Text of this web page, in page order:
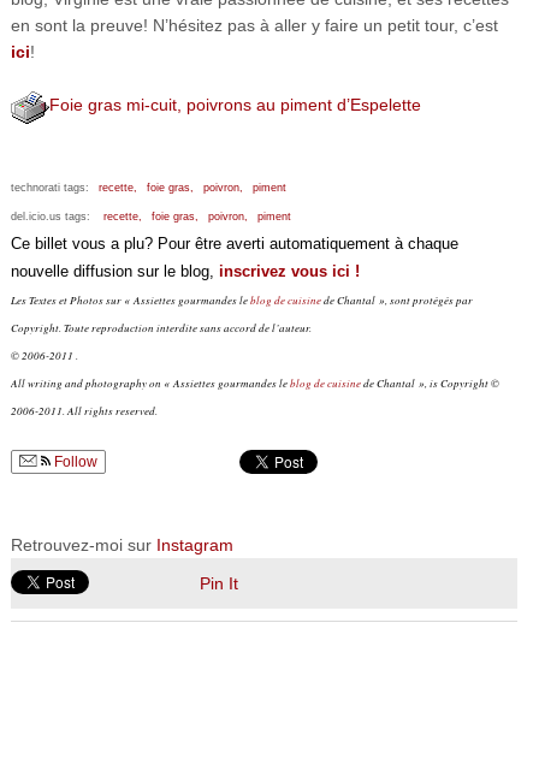
en sont la preuve! N’hésitez pas à aller y faire un petit tour, c’est
ici!
Foie gras mi-cuit, poivrons au piment d’Espelette
technorati tags: recette, foie gras, poivron, piment
del.icio.us tags: recette, foie gras, poivron, piment
Ce billet vous a plu? Pour être averti automatiquement à chaque
nouvelle diffusion sur le blog, inscrivez vous ici !
Les Textes et Photos sur « Assiettes gourmandes leblog de cuisinede Chantal », sont protégés par
Copyright. Toute reproduction interdite sans accord de l’auteur.
© 2006-2011 .
All writing and photography on « Assiettes gourmandes leblog de cuisinede Chantal », is Copyright ©
2006-2011. All rights reserved.
Follow
Retrouvez-moi sur Instagram
Pin It